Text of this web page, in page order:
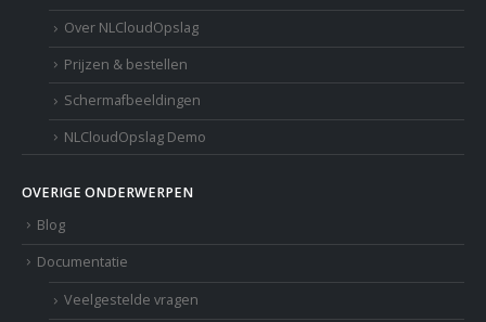
Over NLCloudOpslag
Prijzen & bestellen
Schermafbeeldingen
NLCloudOpslag Demo
OVERIGE ONDERWERPEN
Blog
Documentatie
Veelgestelde vragen